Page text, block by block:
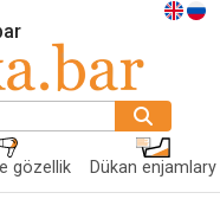
gözellik Dükan enjamlary